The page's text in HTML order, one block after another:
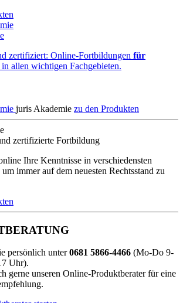
zertifiziert: Online-Fortbildungen für
in allen wichtigen Fachgebieten.
juris Akademie zu den Produkten
zertifizierte Fortbildung
Ihre Kenntnisse in verschiedensten
immer auf dem neuesten Rechtsstand zu
persönlich unter0681 5866-4466 (Mo-Do 9-
Uhr).
gerne unseren Online-Produktberater für eine